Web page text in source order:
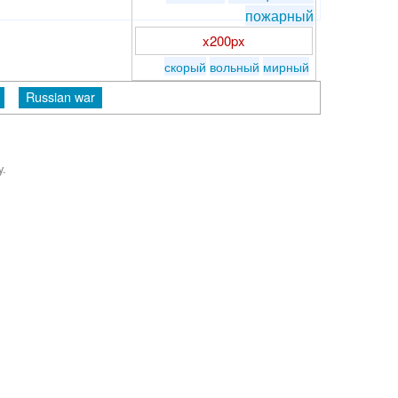
пожарный
x200px
скорый вольный мирный
Russian war